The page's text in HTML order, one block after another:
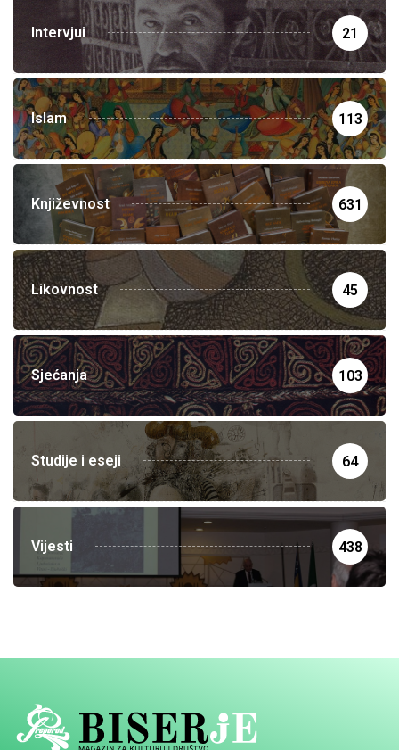
Intervjui 21
Islam 113
Književnost 631
Likovnost 45
Sjećanja 103
Studije i eseji 64
Vijesti 438